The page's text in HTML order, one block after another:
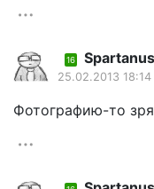
16 Spartanus
25.02.2013 18:14
Фотографию-то